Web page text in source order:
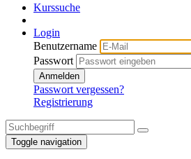
Kurssuche
Login
Benutzername
Passwort
Anmelden
Passwort vergessen?
Registrierung
Toggle navigation